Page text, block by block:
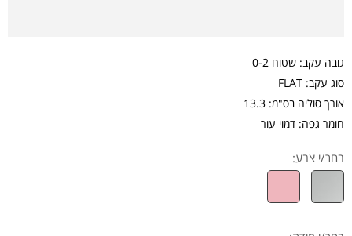
גובה עקב: שטוח 0-2
סוג עקב: FLAT
אורך סוליה בס"מ: 13.3
חומר גפה: דמוי עור
בחר/י צבע: